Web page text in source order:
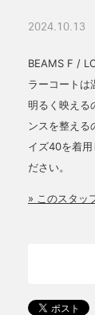
2024.10.13
BEAMS F /
ラーコートは
明るく映える
ンスを整える
イズ40を着用
ださい。
» このスタッ